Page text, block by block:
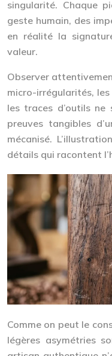
singularité. Chaque
geste humain, des
en réalité la
valeur.
Observer
micro-irrégularités,
les traces d’outils
preuves tangibles
mécanisé.
détails qui racontent
Comme on peut le
légères asymétries